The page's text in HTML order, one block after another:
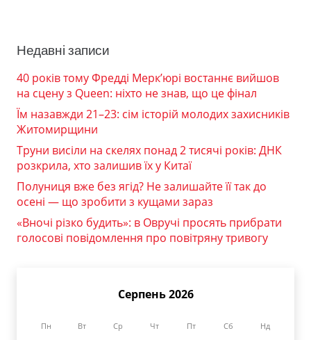
Недавні записи
40 років тому Фредді Мерк’юрі востаннє вийшов
на сцену з Queen: ніхто не знав, що це фінал
Їм назавжди 21–23: сім історій молодих захисників
Житомирщини
Труни висіли на скелях понад 2 тисячі років: ДНК
розкрила, хто залишив їх у Китаї
Полуниця вже без ягід? Не залишайте її так до
осені — що зробити з кущами зараз
«Вночі різко будить»: в Овручі просять прибрати
голосові повідомлення про повітряну тривогу
Серпень 2026
Пн Вт Ср Чт Пт Сб Нд